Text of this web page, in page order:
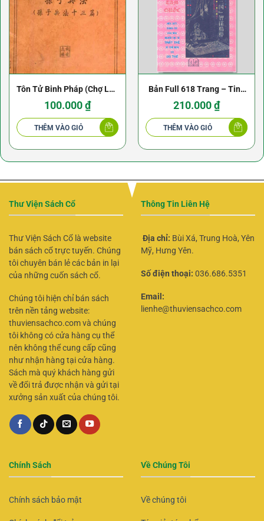
Tôn Tử Binh Pháp (Chợ Lớn
1955) – Thi Đạt Chí
100.000₫
THÊM VÀO GIỎ
Bản Full 618 Trang – Tinh
Hoa Mưu Trí Trong Tam
Quốc – NXB Lao Động
210.000₫
THÊM VÀO GIỎ
Thư Viện Sách Cổ
Thư Viện Sách Cổ là website
bán sách cổ trực tuyến. Chúng
tôi chuyên bán lẻ các bản in lại
của những cuốn sách cổ.
Chúng tôi hiện chỉ bán sách
trên nền tảng website:
thuviensachco.com và chúng
tôi không có cửa hàng cụ thể
nên không thể cung cấp cũng
như nhận hàng tại cửa hàng.
Sách mà quý khách hàng gửi
về đổi trả được nhận và gửi tại
xưởng sản xuất của chúng tôi.
Thông Tin Liên Hệ
Địa chỉ: Bùi Xá, Trung Hoà, Yên
Mỹ, Hưng Yên.
Số điện thoại: 036.686.5351
Email:
lienhe@thuviensachco.com
Chính Sách
Chính sách bảo mật
Về Chúng Tôi
Về chúng tôi